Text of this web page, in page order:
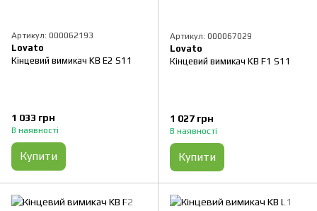
Артикул: 000062193
Lovato
Кінцевий вимикач KB E2 S11
1 033 грн
В наявності
Купити
Артикул: 000067029
Lovato
Кінцевий вимикач KB F1 S11
1 027 грн
В наявності
Купити